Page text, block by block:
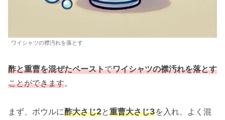
ワイシャツの襟汚れを落とす
酢と重曹を混ぜたペーストでワイシャツの襟汚れを落とす
ことができます。
まず、ボウルに酢大さじ2と重曹大さじ3を入れ、よく混